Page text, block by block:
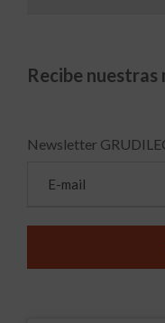
Recibe
Newsletter